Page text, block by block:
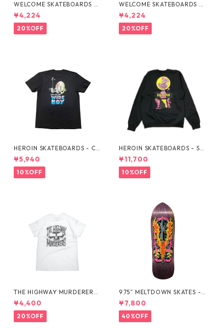
WELCOME SKATEBOARDS -F
LAMES TEE "WHITE"
¥4,224
20%OFF
WELCOME SKATEBOARDS -
BARK PREMIUM TEE "BLAC
K"
¥4,224
20%OFF
HEROIN SKATEBOARDS - CU
RB KILLER WIDE BOY BLK TE
E -
¥5,940
10%OFF
HEROIN SKATEBOARDS - SK
ATE ZOMBIE BLK CREWNEC
K -
¥11,700
10%OFF
THE HIGHWAY MURDERERS
Back-Logo Tee -White
¥4,400
20%OFF
9.75” MELTDOWN SKATES -
EXCALIBIRD DECK -
¥7,800
40%OFF